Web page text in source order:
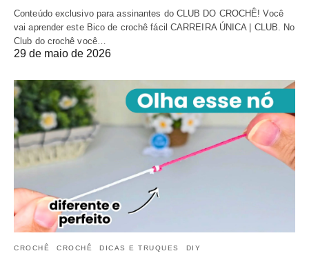
Conteúdo exclusivo para assinantes do CLUB DO CROCHÊ! Você
vai aprender este Bico de crochê fácil CARREIRA ÚNICA | CLUB. No
Club do crochê você…
29 de maio de 2026
CROCHÊ CROCHÊ DICAS E TRUQUES DIY